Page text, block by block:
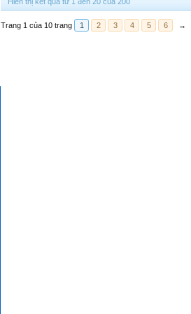
Trang 1 của 10 trang 1 2 3 4 5 6 →